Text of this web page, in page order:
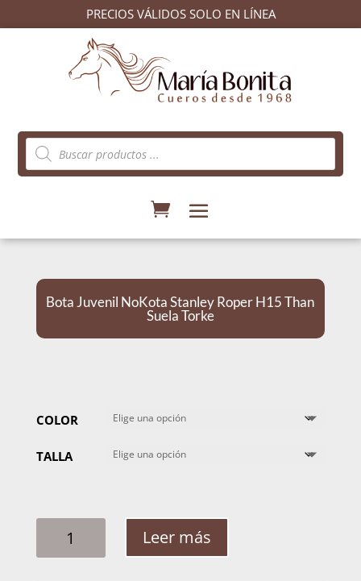
PRECIOS VÁLIDOS SOLO EN LÍNEA
Búsqueda
de
productos
Bota Juvenil NoKota Stanley Roper H15 Than
Suela Torke
COLOR
TALLA
JUVENIL
Leer más